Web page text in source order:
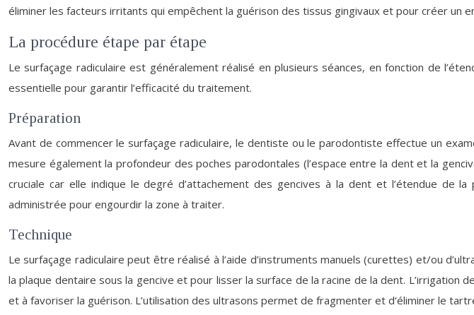
éliminer les facteurs irritants qui empêchent la guérison des tissus gingivaux et pour créer un
La procédure étape par étape
Le surfaçage radiculaire est généralement réalisé en plusieurs séances, en fonction de
essentielle pour garantir l’efficacité du traitement.
Préparation
Avant de commencer le surfaçage radiculaire, le dentiste ou le parodontiste effectue un
mesure également la profondeur des poches parodontales (l’espace entre la dent et la
cruciale car elle indique le degré d’attachement des gencives à la dent et l’étendue de
administrée pour engourdir la zone à traiter.
Technique
Le surfaçage radiculaire peut être réalisé à l’aide d’instruments manuels (curettes) et/ou
la plaque dentaire sous la gencive et pour lisser la surface de la racine de la dent.
et à favoriser la guérison. L’utilisation des ultrasons permet de fragmenter et d’éliminer le